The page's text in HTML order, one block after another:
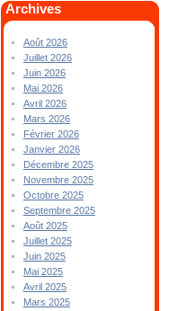
Archives
Août 2026
Juillet 2026
Juin 2026
Mai 2026
Avril 2026
Mars 2026
Février 2026
Janvier 2026
Décembre 2025
Novembre 2025
Octobre 2025
Septembre 2025
Août 2025
Juillet 2025
Juin 2025
Mai 2025
Avril 2025
Mars 2025